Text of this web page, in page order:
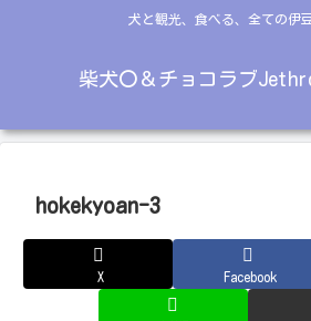
犬と観光、食べる、全ての伊
柴犬〇＆チョコラブ
hokekyoan-3
X Facebook